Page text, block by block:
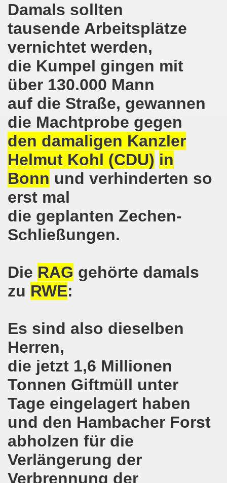
Damals sollten
tausende Arbeitsplätze
vernichtet werden,
die Kumpel gingen mit
über 130.000 Mann
auf die Straße, gewannen
die Machtprobe gegen
den damaligen Kanzler
Helmut Kohl (CDU) in
Bonn und verhinderten so
erst mal
die geplanten Zechen-
Schließungen.
Die RAG gehörte damals
zu RWE:
Es sind also dieselben
Herren,
die jetzt 1,6 Millionen
Tonnen Giftmüll unter
Tage eingelagert haben
und den Hambacher Forst
abholzen für die
Verlängerung der
Verbrennung der
stärken - jetzt erst recht!
wünscht allen Freundinnen und wünscht allen
Bewegung am 10.12.2018 mit gelben Westen und
feiert am 10.12.2018 die 700. Bürgerbewegung
Bewegung Gelsenkirchen mit Frank Oettler
Bewegung fordert am 03.12.2018: Freigabe des
Bewegung findet ausnahmsweise am 03.12.2018 in
vor dem Amtsgericht Gelsenkirchen: Weg mit der
Montagsdemo-Bewegung ist und bleibt wirklich jetzt
Bewegung protestiert und demonstriert am 05.11.2018
Bewegung ruft auf am 05.11.2018 zur Solidarität mit
am 13.10.2018 mit tollem Beitrag in Berlin
Setzen wir gemeinsam ein kämpferisches Zeichen
und wichtige Informationen zur 15.
und Montagsdemonstranten Frank Oettler aus
Bewegung in Gelsenkirchen
Beeindruckender Protest am 17.09.2018
Regierung in Berlin als Teil der Großdemonstration
Bewegung am 17.09.2018 ruft auf zum Protest gegen